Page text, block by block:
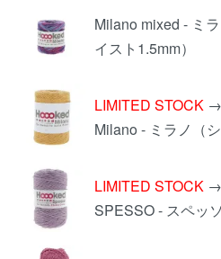
Milano mixed - ミ
イスト1.5mm）
LIMITED STOCK →
Milano - ミラノ（
LIMITED STOCK →
SPESSO - スペッ